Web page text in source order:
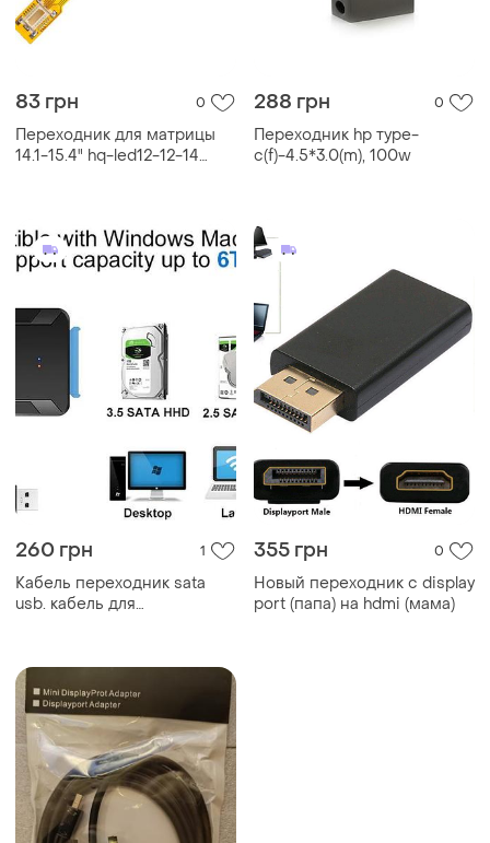
83 грн 0
Переходник для матрицы
14.1-15.4" hq-led12-12-14
288 грн 0
Переходник hp туре-
с(f)-4.5*3.0(m), 100w
260 грн 1
Кабель переходник sata
usb. кабель для
355 грн 0
Новый переходник c display
port (папа) на hdmi (мама)